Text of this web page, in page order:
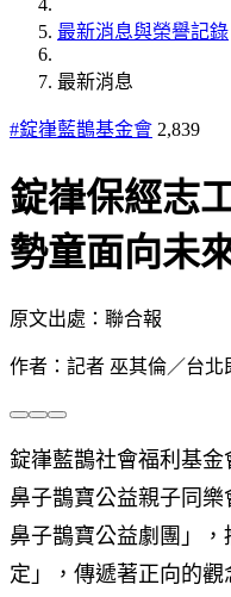
最新消息與榮譽記錄
最新消息
#錠嵂藍鵲基金會 2,839
錠嵂保經志
勢童面向未
原文出處：聯合報
作者：記者 巫其倫／台北
錠嵂藍鵲社會福利基
鼻子鵲寶公益親子同
鼻子鵲寶公益劇團」
定」，傳遞著正向的